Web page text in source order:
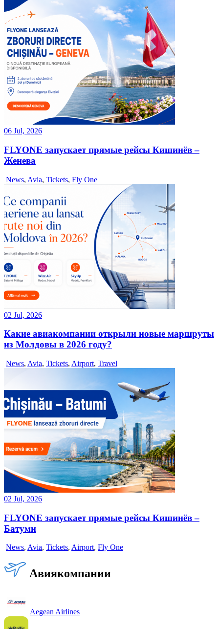
06 Jul, 2026
FLYONE запускает прямые рейсы Кишинёв –
Женева
News, Avia, Tickets, Fly One
02 Jul, 2026
Какие авиакомпании открыли новые маршруты
из Молдовы в 2026 году?
News, Avia, Tickets, Airport, Travel
02 Jul, 2026
FLYONE запускает прямые рейсы Кишинёв –
Батуми
News, Avia, Tickets, Airport, Fly One
Авиякомпании
Aegean Airlines